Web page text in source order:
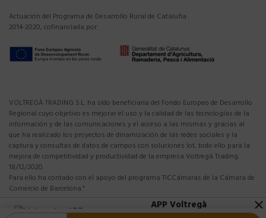
APP Voltregà close
Actuación del Programa de Desarrollo Rural de Cataluña
2014-2020, cofinanciada por:
VOLTREGÀ TRADING S.L. ha sido beneficiaria del Fondo Europeo de Desarrollo
Regional cuyo objetivo es mejorar el uso y la calidad de las tecnologías de la
información y de las comunicaciones y el acceso a las mismas y gracias al
que ha realizado los proyectos de dinamización de las redes sociales y la
captura y consultas de datos de campos con soluciones Iot, todo ello para la
mejora de competitividad y productividad de la empresa Voltregà Trading.
18/12/2020.
Para ello ha contado con el apoyo del programa TICCámaras de la Cámara de
Comercio de Barcelona.”